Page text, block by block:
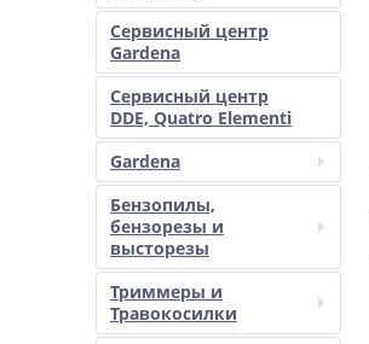
Сервисный центр
Gardena
Сервисный центр
DDE, Quatro Elementi
Gardena
Бензопилы,
бензорезы и
высторезы
Триммеры и
Травокосилки